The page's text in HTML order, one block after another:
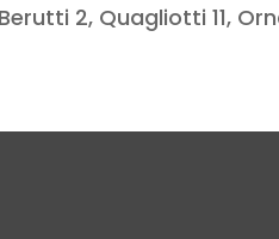
2, Quagliotti 11,